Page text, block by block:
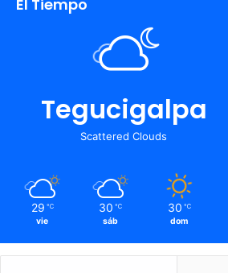
El Tiempo
Tegucigalpa
Scattered Clouds
29 ℃
vie
30 ℃
sáb
30 ℃
dom